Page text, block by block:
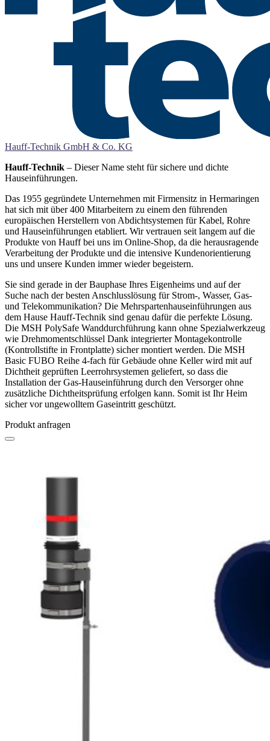
Hauff-Technik GmbH & Co. KG
Hauff-Technik – Dieser Name steht für sichere und dichte
Hauseinführungen.
Das 1955 gegründete Unternehmen mit Firmensitz in Hermaringen
hat sich mit über 400 Mitarbeitern zu einem den führenden
europäischen Herstellern von Abdichtsystemen für Kabel, Rohre
und Hauseinführungen etabliert. Wir vertrauen seit langem auf die
Produkte von Hauff bei uns im Online-Shop, da die herausragende
Verarbeitung der Produkte und die intensive Kundenorientierung
uns und unsere Kunden immer wieder begeistern.
Sie sind gerade in der Bauphase Ihres Eigenheims und auf der
Suche nach der besten Anschlusslösung für Strom-, Wasser, Gas-
und Telekommunikation? Die Mehrspartenhauseinführungen aus
dem Hause Hauff-Technik sind genau dafür die perfekte Lösung.
Die MSH PolySafe Wanddurchführung kann ohne Spezialwerkzeug
wie Drehmomentschlüssel Dank integrierter Montagekontrolle
(Kontrollstifte in Frontplatte) sicher montiert werden. Die MSH
Basic FUBO Reihe 4-fach für Gebäude ohne Keller wird mit auf
Dichtheit geprüften Leerrohrsystemen geliefert, so dass die
Installation der Gas-Hauseinführung durch den Versorger ohne
zusätzliche Dichtheitsprüfung erfolgen kann. Somit ist Ihr Heim
sicher vor ungewolltem Gaseintritt geschützt.
Produkt anfragen